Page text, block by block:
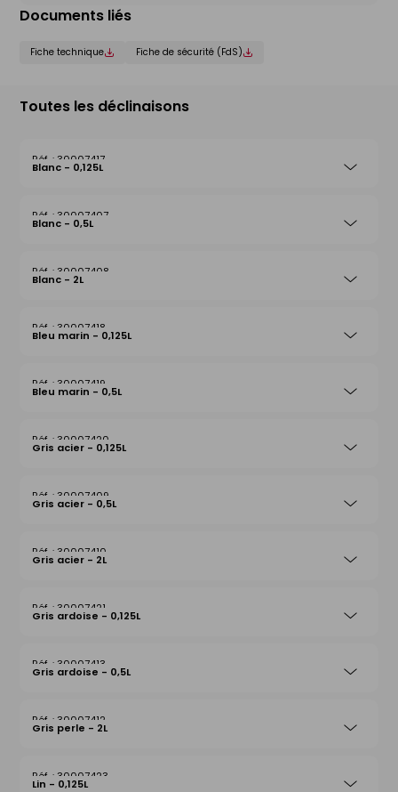
Documents liés
Fiche technique Fiche de sécurité (FdS)
Toutes les déclinaisons
30007417
Blanc - 0,125L
30007407
Blanc - 0,5L
30007408
Blanc - 2L
30007418
Bleu marin - 0,125L
30007419
Bleu marin - 0,5L
30007420
Gris acier - 0,125L
30007409
Gris acier - 0,5L
30007410
Gris acier - 2L
30007421
Gris ardoise - 0,125L
30007413
Gris ardoise - 0,5L
30007412
Gris perle - 2L
30007423
Lin - 0,125L